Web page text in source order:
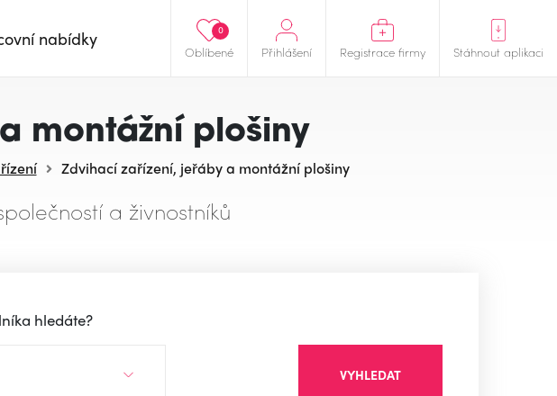
Oblíbené
0
Přihlášení Registrace firmy Stáhnout aplikaci
nabídky
montážní plošiny
Zdvihací zařízení, jeřáby a montážní plošiny
a živnostníků
hledáte?
VYHLEDAT